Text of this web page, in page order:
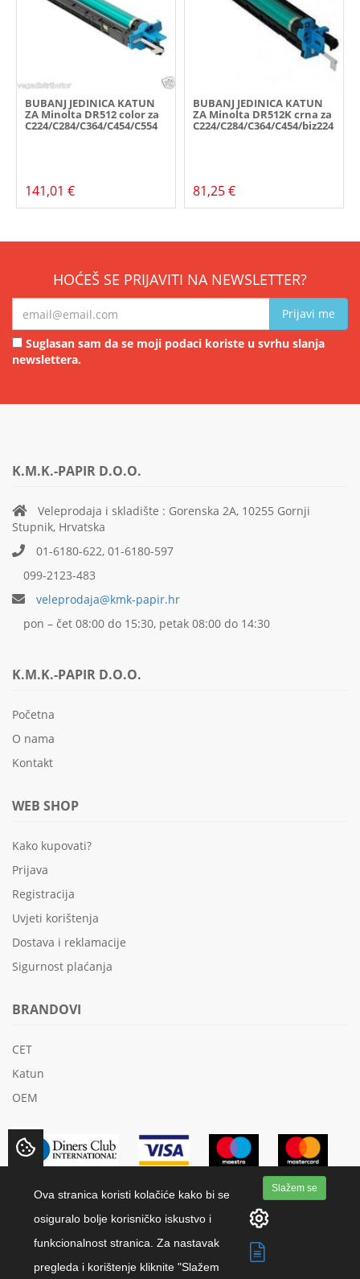
BUBANJ JEDINICA KATUN
ZA Minolta DR512 color za
C224/C284/C364/C454/C554
141,01 €
BUBANJ JEDINICA KATUN
ZA Minolta DR512K crna za
C224/C284/C364/C454/biz224
81,25 €
HOĆEŠ SE PRIJAVITI NA NEWSLETTER?
Prijavi me
Suglasan sam da se moji podaci koriste u svrhu slanja
newslettera.
K.M.K.-PAPIR D.O.O.
Veleprodaja i skladište : Gorenska 2A, 10255 Gornji
Stupnik, Hrvatska
01-6180-622, 01-6180-597
099-2123-483
veleprodaja@kmk-papir.hr
pon – čet 08:00 do 15:30, petak 08:00 do 14:30
K.M.K.-PAPIR D.O.O.
Početna
O nama
Kontakt
WEB SHOP
Kako kupovati?
Prijava
Registracija
Uvjeti korištenja
Dostava i reklamacije
Sigurnost plaćanja
BRANDOVI
CET
Katun
OEM
Copyright 2018 K.M.K.-Papir d.o.o. | All rights reserved.
Ova stranica koristi kolačiće kako bi se
osiguralo bolje korisničko iskustvo i
funkcionalnost stranica. Za nastavak
pregleda i korištenje kliknite "Slažem
Slažem se